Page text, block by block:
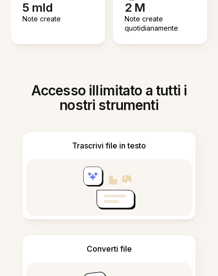
5 mld
Note create
2 M
Note create
quotidianamente
Accesso illimitato a tutti i
nostri strumenti
Trascrivi file in testo
Converti file